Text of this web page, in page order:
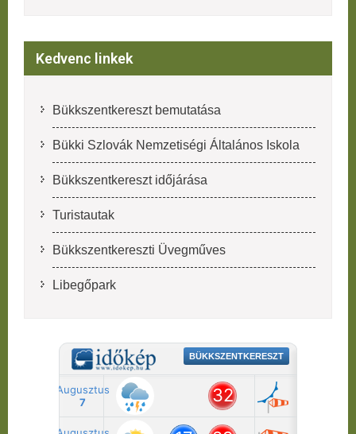
Kedvenc linkek
Bükkszentkereszt bemutatása
Bükki Szlovák Nemzetiségi Általános Iskola
Bükkszentkereszt időjárása
Turistautak
Bükkszentkereszti Üvegműves
Libegőpark